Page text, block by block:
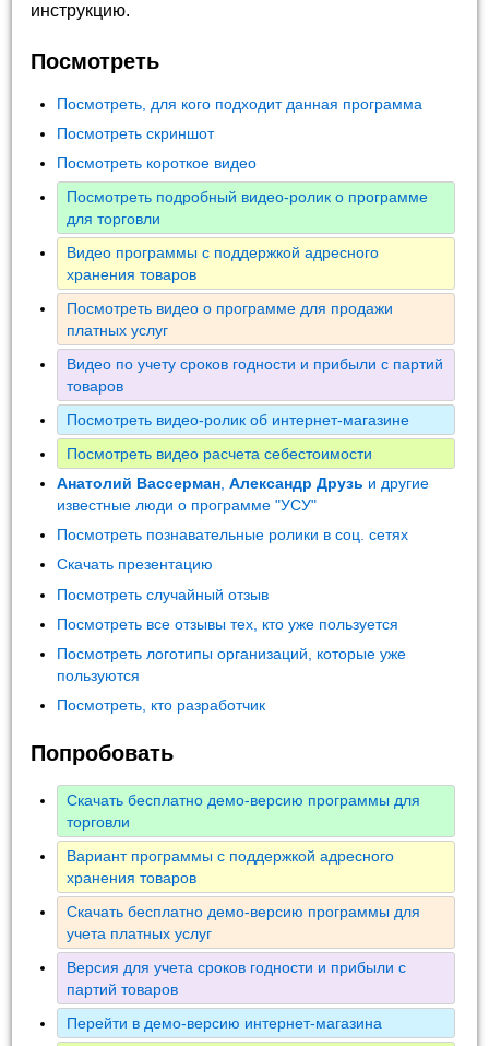
инструкцию.
Посмотреть
Посмотреть, для кого подходит данная программа
Посмотреть скриншот
Посмотреть короткое видео
Посмотреть подробный видео-ролик о программе
для торговли
Видео программы с поддержкой адресного
хранения товаров
Посмотреть видео о программе для продажи
платных услуг
Видео по учету сроков годности и прибыли с партий
товаров
Посмотреть видео-ролик об интернет-магазине
Посмотреть видео расчета себестоимости
Анатолий Вассерман ,Александр Друзь и другие
известные люди о программе "УСУ"
Посмотреть познавательные ролики в соц. сетях
Скачать презентацию
Посмотреть случайный отзыв
Посмотреть все отзывы тех, кто уже пользуется
Посмотреть логотипы организаций, которые уже
пользуются
Посмотреть, кто разработчик
Попробовать
Скачать бесплатно демо-версию программы для
торговли
Вариант программы с поддержкой адресного
хранения товаров
Скачать бесплатно демо-версию программы для
учета платных услуг
Версия для учета сроков годности и прибыли с
партий товаров
Перейти в демо-версию интернет-магазина